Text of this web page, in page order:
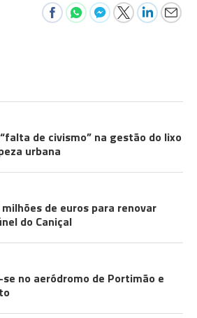
de civismo” na gestão do lixo
urbana
de euros para renovar
do Caniçal
no aeródromo de Portimão e